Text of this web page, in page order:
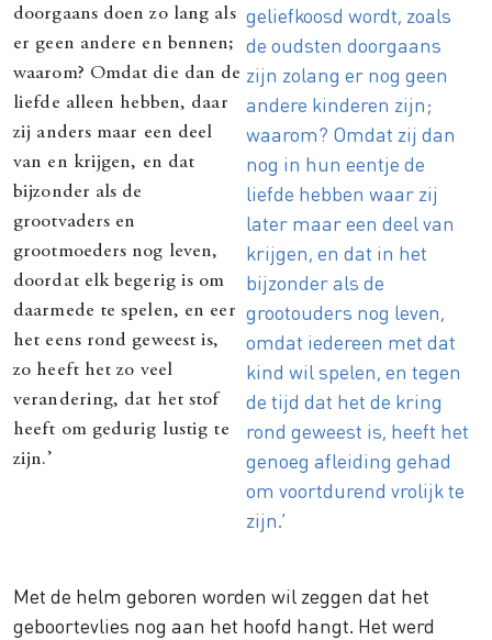
doorgaans doen zo lang als
er geen andere en bennen;
waarom? Omdat die dan de
liefde alleen hebben, daar
zij anders maar een deel
van en krijgen, en dat
bijzonder als de
grootvaders en
grootmoeders nog leven,
doordat elk begerig is om
daarmede te spelen, en eer
het eens rond geweest is,
zo heeft het zo veel
verandering, dat het stof
heeft om gedurig lustig te
zijn.’
geliefkoosd wordt, zoals
de oudsten doorgaans
zijn zolang er nog geen
andere kinderen zijn;
waarom? Omdat zij dan
nog in hun eentje de
liefde hebben waar zij
later maar een deel van
krijgen, en dat in het
bijzonder als de
grootouders nog leven,
omdat iedereen met dat
kind wil spelen, en tegen
de tijd dat het de kring
rond geweest is, heeft het
genoeg afleiding gehad
om voortdurend vrolijk te
zijn.’
Met de helm geboren worden wil zeggen dat het
geboortevlies nog aan het hoofd hangt. Het werd